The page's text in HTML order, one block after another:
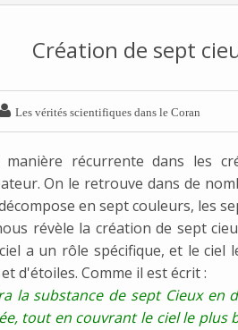
Création de sept
Les vérités scientifiques dans le Coran
récurrente dans les
On le retrouve dans de
en sept couleurs, les
révèle la création de sept
a un rôle spécifique, et le ciel
d'étoiles. Comme il est écrit :
la substance de sept Cieux en
tout en couvrant le ciel le plus